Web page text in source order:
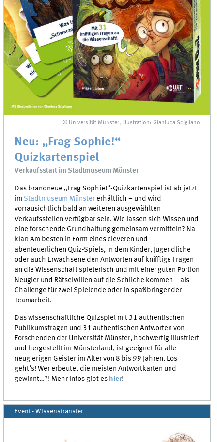
© Universität Münster, Illustration: Gianluca Scigliano
Neu: „Frag Sophie!“-
Quizkartenspiel
Verkaufsstart im Stadtmuseum Münster
Das brandneue „Frag Sophie!“-Quizkartenspiel ist ab jetzt
im Stadtmuseum Münster erhältlich – und wird
vorrausichtlich bald an weiteren ausgewählten
Verkaufsstellen verfügbar sein. Wie lassen sich Wissen und
eine forschende Grundhaltung gemeinsam vermitteln? Na
klar! Am besten in Form eines cleveren und
abenteuerlichen Quiz-Spiels, in dem Kinder, Jugendliche
oder auch Erwachsene den Antworten auf knifflige Fragen
an die Wissenschaft spielerisch und mit einer guten Portion
Neugier und Rätselwillen auf die Schliche kommen – als
Challenge für zwei Spielende oder in spaßbringender
Teamarbeit.
Das wissenschaftliche Quizspiel mit 31 authentischen
Publikumsfragen und 31 authentischen Antworten von
Forschenden der Universität Münster, hochwertig illustriert
und hergestellt im Münsterland, ist geeignet für alle
neugierigen Geister im Alter von 8 bis 99 Jahren. Los
geht‘s! Wer erbeutet die meisten Antwortkarten und
gewinnt…?! Mehr Infos gibt es hier!
Event - Wissenstransfer